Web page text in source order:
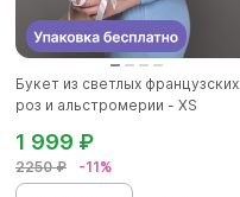
Букет из светлых французских
роз и альстромерии - XS
2250 ₽ -11%
1 999 ₽